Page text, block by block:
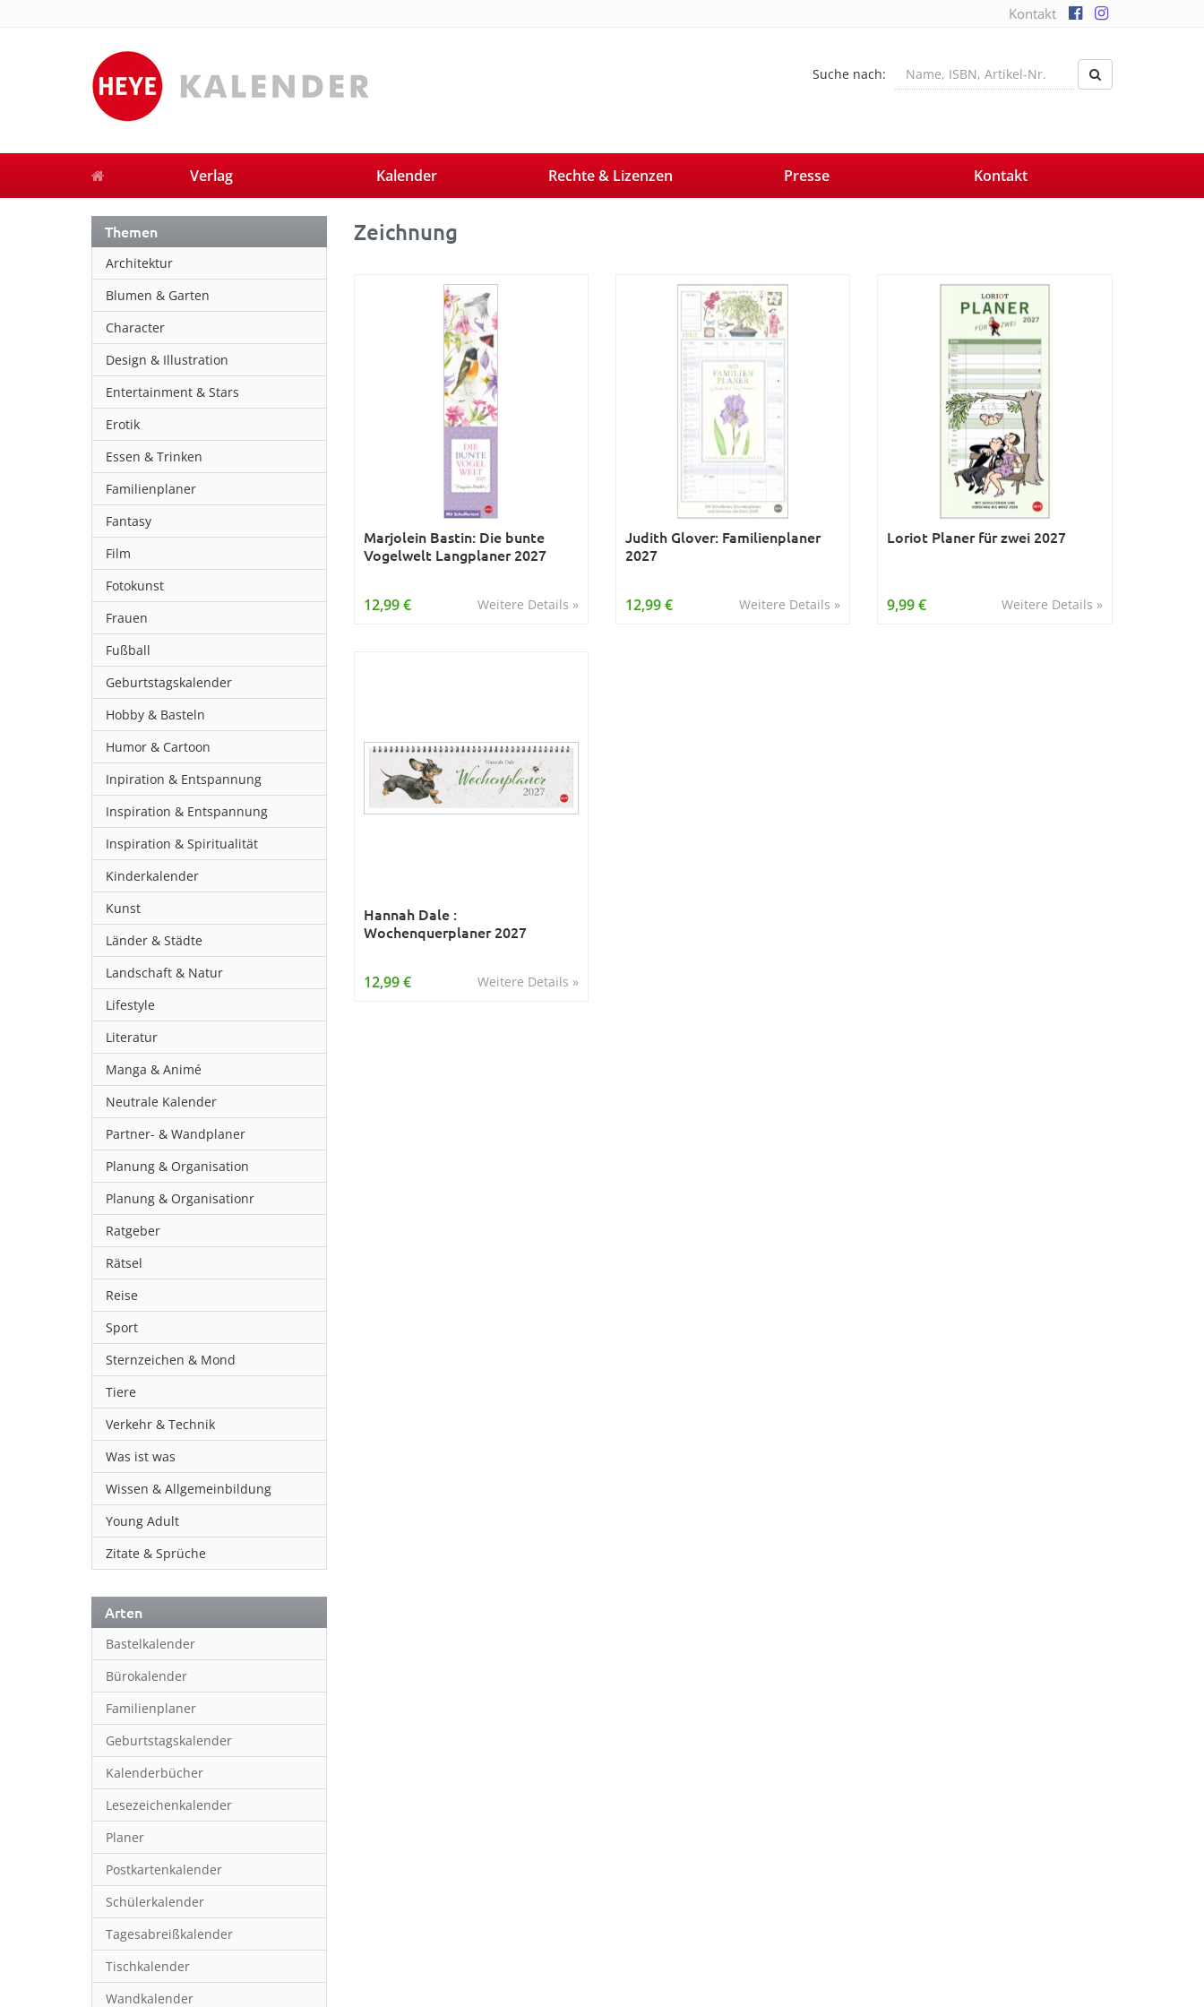
Kontakt
Suche nach:
Verlag Kalender Rechte & Lizenzen Presse Kontakt
Themen
Architektur
Blumen & Garten
Character
Design & Illustration
Entertainment & Stars
Erotik
Essen & Trinken
Familienplaner
Fantasy
Film
Fotokunst
Frauen
Fußball
Geburtstagskalender
Hobby & Basteln
Humor & Cartoon
Inpiration & Entspannung
Inspiration & Entspannung
Inspiration & Spiritualität
Kinderkalender
Kunst
Länder & Städte
Landschaft & Natur
Lifestyle
Literatur
Manga & Animé
Neutrale Kalender
Partner- & Wandplaner
Planung & Organisation
Planung & Organisationr
Ratgeber
Rätsel
Reise
Sport
Sternzeichen & Mond
Tiere
Verkehr & Technik
Was ist was
Wissen & Allgemeinbildung
Young Adult
Zitate & Sprüche
Arten
Bastelkalender
Bürokalender
Familienplaner
Geburtstagskalender
Kalenderbücher
Lesezeichenkalender
Planer
Postkartenkalender
Schülerkalender
Tagesabreißkalender
Tischkalender
Wandkalender
Zeichnung
Marjolein Bastin: Die bunte
Vogelwelt Langplaner 2027
Weitere Details »
12,99 €
Judith Glover: Familienplaner
2027
Weitere Details »
12,99 €
Loriot Planer für zwei 2027
Weitere Details »
9,99 €
Hannah Dale :
Wochenquerplaner 2027
Weitere Details »
12,99 €